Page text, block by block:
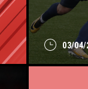
03/04/